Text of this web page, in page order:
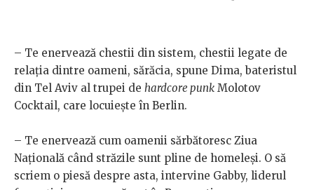
– Te enervează chestii din sistem, chestii legate de
relaţia dintre oameni, sărăcia, spune Dima, bateristul
din Tel Aviv al trupei de hardcore punk Molotov
Cocktail, care locuieşte în Berlin.
– Te enervează cum oamenii sărbătoresc Ziua
Naţională când străzile sunt pline de homeleşi. O să
scriem o piesă despre asta, intervine Gabby, liderul